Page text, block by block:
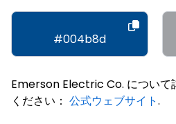
#004b8d
Emerson Electric Co. について
ください： 公式ウェブサイト.